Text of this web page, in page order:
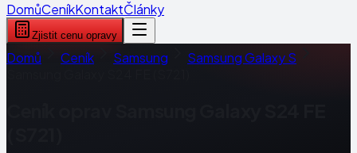
DomůCeníkKontaktČlánky
Zjistit cenu opravy
Domů Ceník Samsung
Samsung Galaxy S